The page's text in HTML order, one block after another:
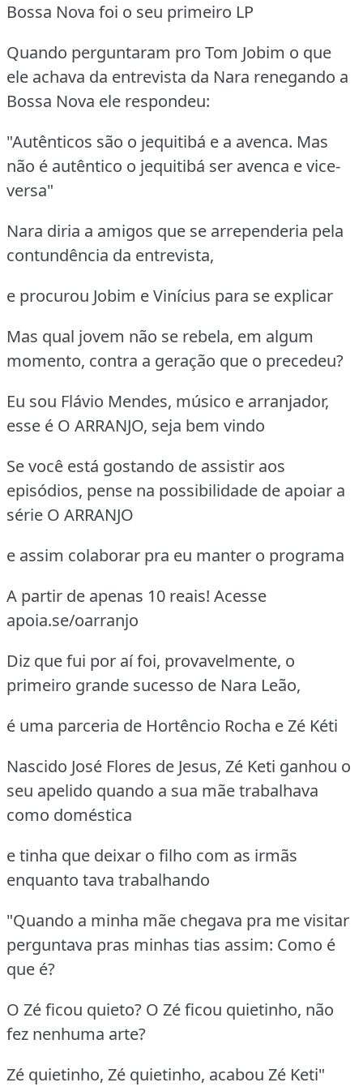
Bossa Nova foi o seu primeiro LP
Quando perguntaram pro Tom Jobim o que
ele achava da entrevista da Nara renegando a
Bossa Nova ele respondeu:
"Autênticos são o jequitibá e a avenca. Mas
não é autêntico o jequitibá ser avenca e vice-
versa"
Nara diria a amigos que se arrependeria pela
contundência da entrevista,
e procurou Jobim e Vinícius para se explicar
Mas qual jovem não se rebela, em algum
momento, contra a geração que o precedeu?
Eu sou Flávio Mendes, músico e arranjador,
esse é O ARRANJO, seja bem vindo
Se você está gostando de assistir aos
episódios, pense na possibilidade de apoiar a
série O ARRANJO
e assim colaborar pra eu manter o programa
A partir de apenas 10 reais! Acesse
apoia.se/oarranjo
Diz que fui por aí foi, provavelmente, o
primeiro grande sucesso de Nara Leão,
é uma parceria de Hortêncio Rocha e Zé Kéti
Nascido José Flores de Jesus, Zé Keti ganhou o
seu apelido quando a sua mãe trabalhava
como doméstica
e tinha que deixar o filho com as irmãs
enquanto tava trabalhando
"Quando a minha mãe chegava pra me visitar
perguntava pras minhas tias assim: Como é
que é?
O Zé ficou quieto? O Zé ficou quietinho, não
fez nenhuma arte?
Zé quietinho, Zé quietinho, acabou Zé Keti"